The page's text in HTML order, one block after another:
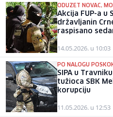
ODUZET NOVAC,
Akcija FUP-a u
državljanin
raspisano
14.05.2026. u 10:03
PO NALOGU
SIPA u
tužioca SBK
korupciju
11.05.2026. u 12:53